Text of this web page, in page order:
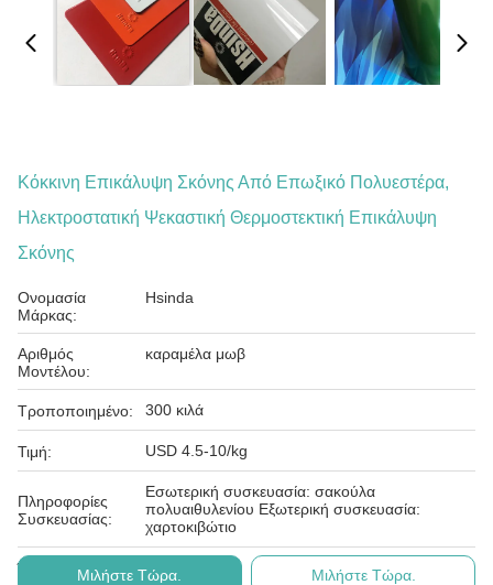
Κόκκινη Επικάλυψη Σκόνης Από Επωξικό Πολυεστέρα,
Ηλεκτροστατική Ψεκαστική Θερμοστεκτική Επικάλυψη
Σκόνης
Ονομασία
Μάρκας:
Hsinda
Αριθμός
Μοντέλου:
καραμέλα μωβ
Τροποποιημένο: 300 κιλά
Τιμή: USD 4.5-10/kg
Πληροφορίες
Συσκευασίας:
Εσωτερική συσκευασία: σακούλα
πολυαιθυλενίου Εξωτερική συσκευασία:
χαρτοκιβώτιο
Όροι Πληρωμής: Λ/Κ, Τ/Τ
Μιλήστε Τώρα. Μιλήστε Τώρα.